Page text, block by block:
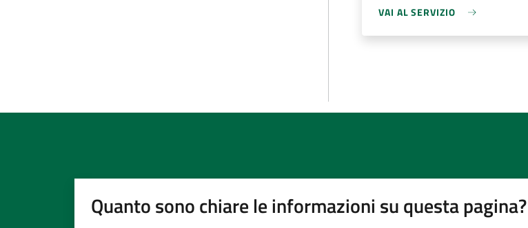
VAI AL SERVIZIO
Quanto sono chiare le informazioni su questa pagina?